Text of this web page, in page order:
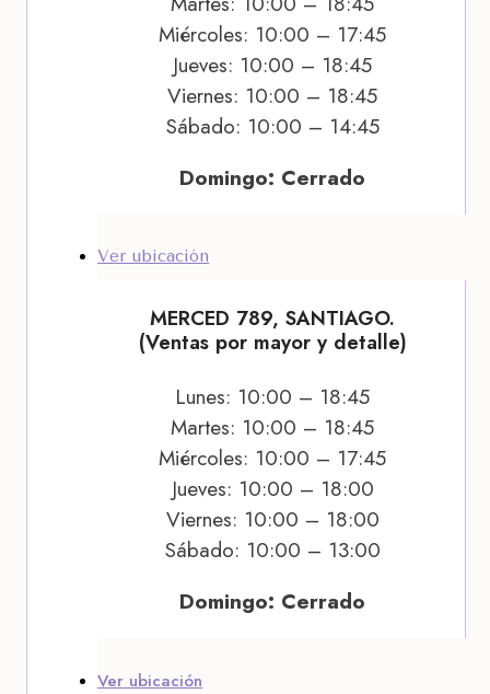
Miércoles: 10:00 – 17:45
Jueves: 10:00 – 18:45
Viernes: 10:00 – 18:45
Sábado: 10:00 – 14:45
Domingo: Cerrado
Ver ubicación
MERCED 789, SANTIAGO.
(Ventas por mayor y detalle)
Lunes: 10:00 – 18:45
Martes: 10:00 – 18:45
Miércoles: 10:00 – 17:45
Jueves: 10:00 – 18:00
Viernes: 10:00 – 18:00
Sábado: 10:00 – 13:00
Domingo: Cerrado
Ver ubicación